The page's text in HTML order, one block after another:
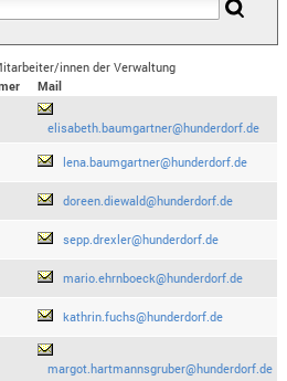
innen der Verwaltung
Mail
elisabeth.baumgartner@hunderdorf.de
lena.baumgartner@hunderdorf.de
doreen.diewald@hunderdorf.de
sepp.drexler@hunderdorf.de
mario.ehrnboeck@hunderdorf.de
kathrin.fuchs@hunderdorf.de
margot.hartmannsgruber@hunderdorf.de